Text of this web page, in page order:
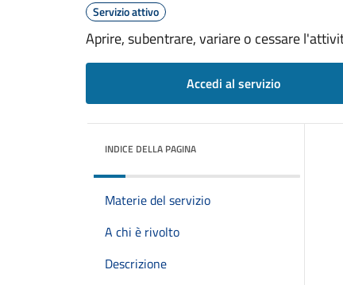
Servizio attivo
Aprire, subentrare, variare o cessare
Accedi al servizio
INDICE DELLA PAGINA
Materie del servizio
A chi è rivolto
Descrizione